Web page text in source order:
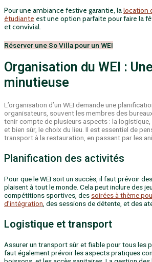
Pour une ambiance festive garantie, lalocation
étudiante est une option parfaite pour faire la
et convivial.
Réserver une So Villa pour un WEI
Organisation du WEI :
minutieuse
L’organisation d’un WEI demande une
organisateurs, souvent les membres des
tenir compte de plusieurs aspects : la logistique,
et bien sûr, le choix du lieu. Il est essentiel de
transport à la restauration, en passant par les
Planification des activités
Pour que le WEI soit un succès, il faut prévoir
plaisent à tout le monde. Cela peut inclure des
compétitions sportives, des soirées à thème
d’intégration , des sessions de détente, et des
Logistique et transport
Assurer un transport sûr et fiable pour tous les
faut également prévoir les aspects pratiques